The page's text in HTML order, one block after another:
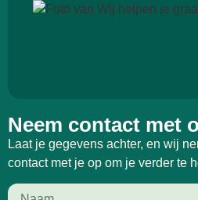
Neem contact met
Laat je gegevens achter, en wij
contact met je op om je verder te